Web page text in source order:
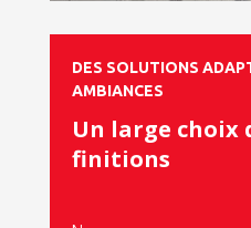
DES SOLUTIONS
AMBIANCES
Un large choix
finitions